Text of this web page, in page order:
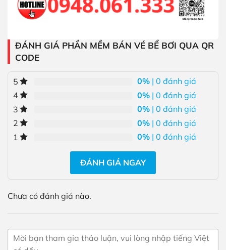
ĐÁNH GIÁ PHẦN MỀM BÁN VÉ BỂ BƠI QUA QR
CODE
5 0% | 0 đánh giá
4
0% | 0 đánh giá
3
0% | 0 đánh giá
2
0% | 0 đánh giá
1
0% | 0 đánh giá
ĐÁNH GIÁ NGAY
Chưa có đánh giá nào.